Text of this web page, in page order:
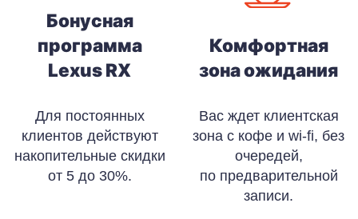
Бонусная
программа
Lexus RX
Для постоянных
клиентов действуют
накопительные скидки
от 5 до 30%.
Комфортная
зона ожидания
Вас ждет клиентская
зона с кофе и wi-fi, без
очередей,
по предварительной
записи.